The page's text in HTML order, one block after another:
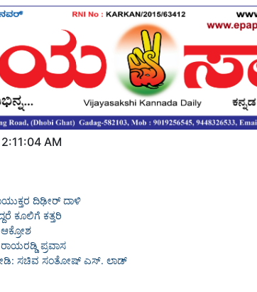
AM
ದಿಢೀರ್ ದಾಳಿ
ಕೂಲಿಗೆ ಕತ್ತರಿ
ಪ್ರವಾಸ
ಸಚಿವ ಸಂತೋಷ್ ಎಸ್. ಲಾಡ್